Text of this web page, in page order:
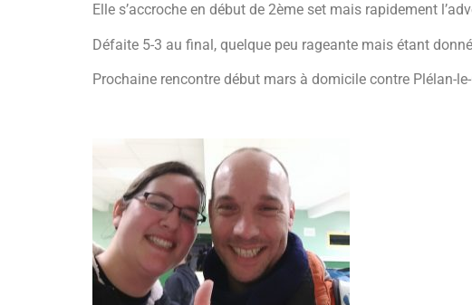
Elle s’accroche en début de 2ème set mais rapidement
Défaite 5-3 au final, quelque peu rageante mais étant
Prochaine rencontre début mars à domicile contre Plélan-